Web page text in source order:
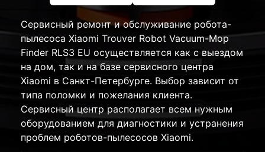
Сервисный ремонт и обслуживание робота-
пылесоса Xiaomi Trouver Robot Vacuum-Mop
Finder RLS3 EU осуществляется как с выездом
на дом, так и на базе сервисного центра
Xiaomi в Санкт-Петербурге. Выбор зависит от
типа поломки и пожелания клиента.
Сервисный центр располагает всем нужным
оборудованием для диагностики и устранения
проблем роботов-пылесосов Xiaomi.